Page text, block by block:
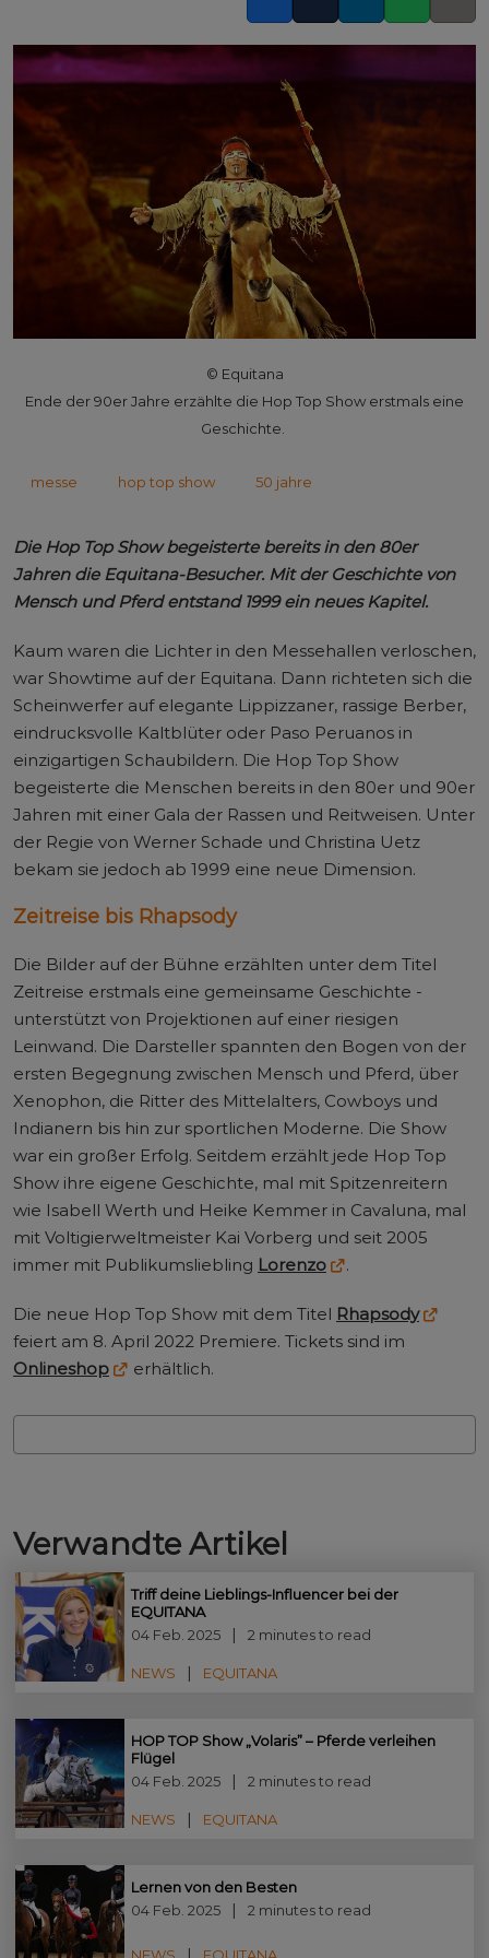
© Equitana
Ende der 90er Jahre erzählte die Hop Top Show erstmals eine
Geschichte.
messe hop top show 50 jahre
Die Hop Top Show begeisterte bereits in den 80er
Jahren die Equitana-Besucher. Mit der Geschichte von
Mensch und Pferd entstand 1999 ein neues Kapitel.
Kaum waren die Lichter in den Messehallen verloschen,
war Showtime auf der Equitana. Dann richteten sich die
Scheinwerfer auf elegante Lippizzaner, rassige Berber,
eindrucksvolle Kaltblüter oder Paso Peruanos in
einzigartigen Schaubildern. Die Hop Top Show
begeisterte die Menschen bereits in den 80er und 90er
Jahren mit einer Gala der Rassen und Reitweisen. Unter
der Regie von Werner Schade und Christina Uetz
bekam sie jedoch ab 1999 eine neue Dimension.
Zeitreise bis Rhapsody
Die Bilder auf der Bühne erzählten unter dem Titel
Zeitreise erstmals eine gemeinsame Geschichte -
unterstützt von Projektionen auf einer riesigen
Leinwand. Die Darsteller spannten den Bogen von der
ersten Begegnung zwischen Mensch und Pferd, über
Xenophon, die Ritter des Mittelalters, Cowboys und
Indianern bis hin zur sportlichen Moderne. Die Show
war ein großer Erfolg. Seitdem erzählt jede Hop Top
Show ihre eigene Geschichte, mal mit Spitzenreitern
wie Isabell Werth und Heike Kemmer in Cavaluna, mal
mit Voltigierweltmeister Kai Vorberg und seit 2005
immer mit Publikumsliebling Lorenzo .
Die neue Hop Top Show mit dem Titel Rhapsody
feiert am 8. April 2022 Premiere. Tickets sind im
Onlineshop
erhältlich.
Verwandte Artikel
Triff deine Lieblings-Influencer bei der
EQUITANA
04 Feb. 2025
2 minutes to read
NEWS EQUITANA
HOP TOP Show „Volaris” – Pferde verleihen
Flügel
04 Feb. 2025
2 minutes to read
NEWS EQUITANA
Lernen von den Besten
04 Feb. 2025
2 minutes to read